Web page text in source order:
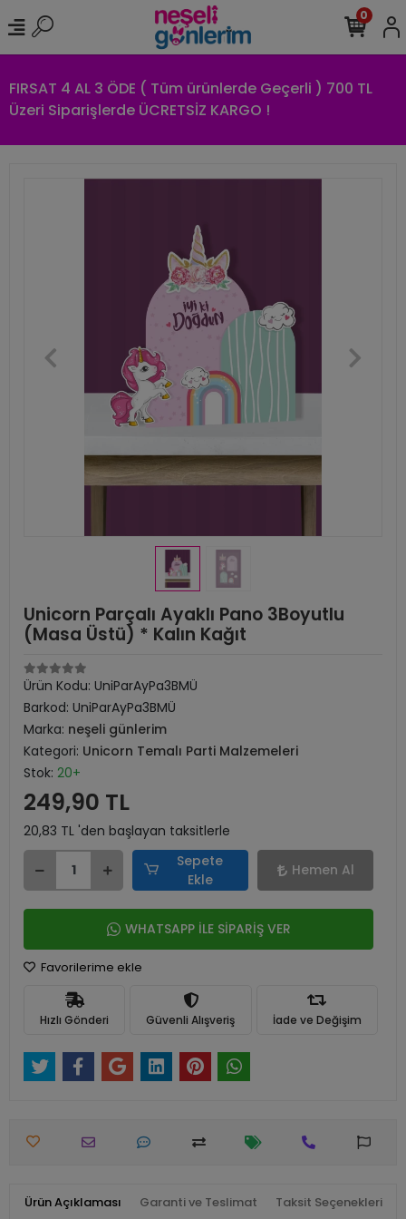
FIRSAT 4 AL 3 ÖDE ( Tüm ürünlerde Geçerli ) 700 TL
Üzeri Siparişlerde ÜCRETSİZ KARGO !
0
Unicorn Parçalı Ayaklı Pano 3Boyutlu
(Masa Üstü) * Kalın Kağıt
Ürün Kodu: UniParAyPa3BMÜ
Barkod: UniParAyPa3BMÜ
Marka: neşeli günlerim
Kategori: Unicorn Temalı Parti Malzemeleri
Stok: 20+
249,90 TL
20,83 TL 'den başlayan taksitlerle
Sepete
Ekle
Hemen Al
WHATSAPP İLE SİPARİŞ VER
Favorilerime ekle
Hızlı Gönderi Güvenli Alışveriş İade ve Değişim
Ürün Açıklaması Garanti ve Teslimat Taksit Seçenekleri